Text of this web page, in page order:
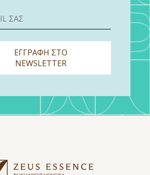
ΕΓΓΡΑΦΗ ΣΤΟ
NEWSLETTER